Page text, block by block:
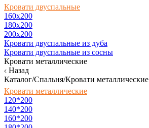
Кровати двуспальные
160х200
180x200
200x200
Кровати двуспальные из дуба
Кровати двуспальные из сосны
Кровати металлические
Назад
Каталог/Спальня/Кровати металлические
Кровати металлические
120*200
140*200
160*200